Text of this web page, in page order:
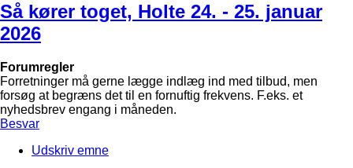
Så kører toget, Holte 24. - 25. januar
2026
Forumregler
Forretninger må gerne lægge indlæg ind med tilbud, men
forsøg at begræns det til en fornuftig frekvens. F.eks. et
nyhedsbrev engang i måneden.
Besvar
Udskriv emne